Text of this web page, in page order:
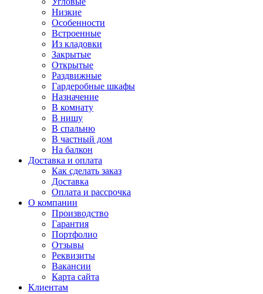
Низкие
Особенности
Встроенные
Из кладовки
Закрытые
Открытые
Раздвижные
Гардеробные шкафы
Назначение
В комнату
В нишу
В спальню
В частный дом
На балкон
Доставка и оплата
Как сделать заказ
Доставка
Оплата и рассрочка
О компании
Производство
Гарантия
Портфолио
Отзывы
Реквизиты
Вакансии
Карта сайта
Клиентам